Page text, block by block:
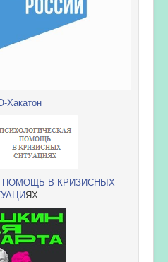
Хакатон
ПОМОЩЬ В КРИЗИСНЫХ
ЯХ